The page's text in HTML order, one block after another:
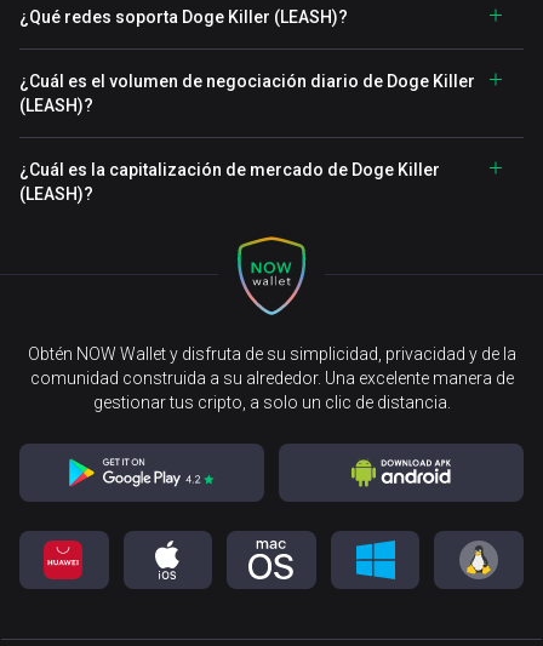
¿Qué redes soporta Doge Killer (LEASH)?
¿Cuál es el volumen de negociación diario de Doge Killer
(LEASH)?
¿Cuál es la capitalización de mercado de Doge Killer
(LEASH)?
Obtén NOW Wallet y disfruta de su simplicidad, privacidad y de la
comunidad construida a su alrededor. Una excelente manera de
gestionar tus cripto, a solo un clic de distancia.